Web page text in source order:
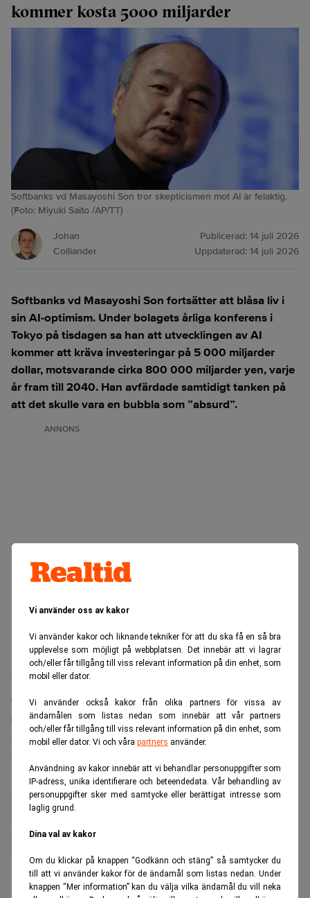
Vi använder oss av kakor
Vi använder kakor och liknande tekniker för att du ska få en så bra
upplevelse som möjligt på webbplatsen. Det innebär att vi lagrar
och/eller får tillgång till viss relevant information på din enhet, som
mobil eller dator.
Vi använder också kakor från olika partners för vissa av
ändamålen som listas nedan som innebär att vår partners
och/eller får tillgång till viss relevant information på din enhet, som
mobil eller dator. Vi och våra partners använder.
Användning av kakor innebär att vi behandlar personuppgifter som
IP-adress, unika identifierare och beteendedata. Vår behandling av
personuppgifter sker med samtycke eller berättigat intresse som
laglig grund.
Dina val av kakor
Om du klickar på knappen “Godkänn och stäng” så samtycker du
till att vi använder kakor för de ändamål som listas nedan. Under
knappen “Mer information” kan du välja vilka ändamål du vill neka
kommer kosta 5000 miljarder
Softbanks vd Masayoshi Son tror skepticismen mot AI är felaktig.
(Foto: Miyuki Saito /AP/TT)
Johan
Colliander
Publicerad: 14 juli 2026
Uppdaterad: 14 juli 2026
Softbanks vd Masayoshi Son fortsätter att blåsa liv i
sin AI-optimism. Under bolagets årliga konferens i
Tokyo på tisdagen sa han att utvecklingen av AI
kommer att kräva investeringar på 5 000 miljarder
dollar, motsvarande cirka 800 000 miljarder yen, varje
år fram till 2040. Han avfärdade samtidigt tanken på
att det skulle vara en bubbla som ”absurd”.
ANNONS
Under de senaste två åren har Softbank byggt upp en
omfattande investeringsportfölj för att positionera sig som
en central aktör inom AI, med tiotals miljarder dollar i
satsningar på OpenAI, datacenter och robotikbolag.
”Att spendera 800 000 miljarder yen om året kommer att
vara en avrundningsdifferens” om AI:s intäkter utgör 20
procent av världens BNP år 2040, saMasayoshiSon på
konferensen, enligt
Missa inte: Bankerna gör jättevinster – tack vare SpaceX.
Realtid
Han preciserade dock inte hur han räknat fram vare sig